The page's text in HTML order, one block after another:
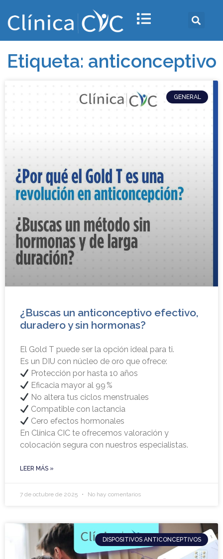
Etiqueta: anticonceptivo
GENERAL
¿Buscas un anticonceptivo efectivo,
duradero y sin hormonas?
El Gold T puede ser la opción ideal para ti.
Es un DIU con núcleo de oro que ofrece:
Protección por hasta 10 años
Eficacia mayor al 99 %
No altera tus ciclos menstruales
Compatible con lactancia
Cero efectos hormonales
En Clínica CIC te ofrecemos valoración y
colocación segura con nuestros especialistas.
LEER MÁS »
7 de octubre de 2025 No hay comentarios
DISPOSITIVOS ANTICONCEPTIVOS